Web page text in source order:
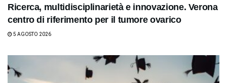
Ricerca, multidisciplinarietà e innovazione. Verona
centro di riferimento per il tumore ovarico
5 AGOSTO 2026